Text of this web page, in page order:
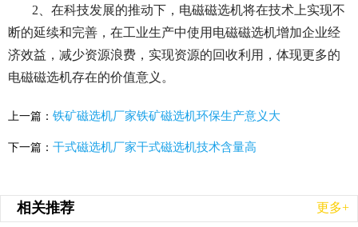
2、在科技发展的推动下，电磁磁选机将在技术上实现不
断的延续和完善，在工业生产中使用电磁磁选机增加企业经
济效益，减少资源浪费，实现资源的回收利用，体现更多的
电磁磁选机存在的价值意义。
上一篇： 铁矿磁选机厂家铁矿磁选机环保生产意义大
下一篇： 干式磁选机厂家干式磁选机技术含量高
相关推荐 更多+